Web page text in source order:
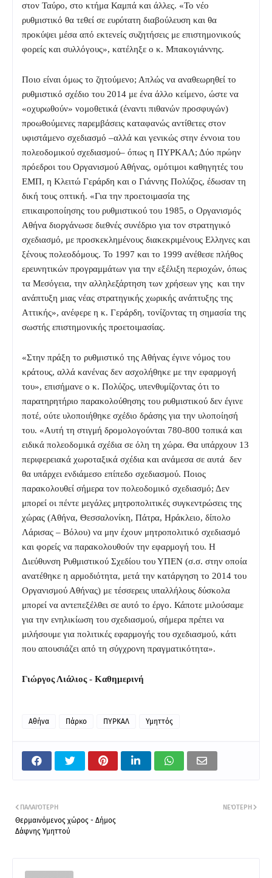
στον Ταύρο, στο κτήμα Καμπά και άλλες. «Το νέο
ρυθμιστικό θα τεθεί σε ευρύτατη διαβούλευση και θα
προκύψει μέσα από εκτενείς συζητήσεις με επιστημονικούς
φορείς και συλλόγους», κατέληξε ο κ. Μπακογιάννης.
Ποιο είναι όμως το ζητούμενο; Απλώς να αναθεωρηθεί το
ρυθμιστικό σχέδιο του 2014 με ένα άλλο κείμενο, ώστε να
«οχυρωθούν» νομοθετικά (έναντι πιθανών προσφυγών)
προωθούμενες παρεμβάσεις καταφανώς αντίθετες στον
υφιστάμενο σχεδιασμό –αλλά και γενικώς στην έννοια του
πολεοδομικού σχεδιασμού– όπως η ΠΥΡΚΑΛ; Δύο πρώην
πρόεδροι του Οργανισμού Αθήνας, ομότιμοι καθηγητές του
ΕΜΠ, η Κλειτώ Γεράρδη και ο Γιάννης Πολύζος, έδωσαν τη
δική τους οπτική. «Για την προετοιμασία της
επικαιροποίησης του ρυθμιστικού του 1985, ο Οργανισμός
Αθήνα διοργάνωσε διεθνές συνέδριο για τον στρατηγικό
σχεδιασμό, με προσκεκλημένους διακεκριμένους Ελληνες και
ξένους πολεοδόμους. Το 1997 και το 1999 ανέθεσε πλήθος
ερευνητικών προγραμμάτων για την εξέλιξη περιοχών, όπως
τα Μεσόγεια, την αλληλεξάρτηση των χρήσεων γης και την
ανάπτυξη μιας νέας στρατηγικής χωρικής ανάπτυξης της
Αττικής», ανέφερε η κ. Γεράρδη, τονίζοντας τη σημασία της
σωστής επιστημονικής προετοιμασίας.
«Στην πράξη το ρυθμιστικό της Αθήνας έγινε νόμος του
κράτους, αλλά κανένας δεν ασχολήθηκε με την εφαρμογή
του», επισήμανε ο κ. Πολύζος, υπενθυμίζοντας ότι το
παρατηρητήριο παρακολούθησης του ρυθμιστικού δεν έγινε
ποτέ, ούτε υλοποιήθηκε σχέδιο δράσης για την υλοποίησή
του. «Αυτή τη στιγμή δρομολογούνται 780-800 τοπικά και
ειδικά πολεοδομικά σχέδια σε όλη τη χώρα. Θα υπάρχουν 13
περιφερειακά χωροταξικά σχέδια και ανάμεσα σε αυτά δεν
θα υπάρχει ενδιάμεσο επίπεδο σχεδιασμού. Ποιος
παρακολουθεί σήμερα τον πολεοδομικό σχεδιασμό; Δεν
μπορεί οι πέντε μεγάλες μητροπολιτικές συγκεντρώσεις της
χώρας (Αθήνα, Θεσσαλονίκη, Πάτρα, Ηράκλειο, δίπολο
Λάρισας – Βόλου) να μην έχουν μητροπολιτικό σχεδιασμό
και φορείς να παρακολουθούν την εφαρμογή του. Η
Διεύθυνση Ρυθμιστικού Σχεδίου του ΥΠΕΝ (σ.σ. στην οποία
ανατέθηκε η αρμοδιότητα, μετά την κατάργηση το 2014 του
Οργανισμού Αθήνας) με τέσσερεις υπαλλήλους δύσκολα
μπορεί να αντεπεξέλθει σε αυτό το έργο. Κάποτε μιλούσαμε
για την ενηλικίωση του σχεδιασμού, σήμερα πρέπει να
μιλήσουμε για πολιτικές εφαρμογής του σχεδιασμού, κάτι
που απουσιάζει από τη σύγχρονη πραγματικότητα».
Γιώργος Λιάλιος - Καθημερινή
Αθήνα Πάρκο ΠΥΡΚΑΛ Υμηττός
ΝΕΌΤΕΡΗ
ΠΑΛΑΙΌΤΕΡΗ
Θερμαινόμενος χώρος - Δήμος
Δάφνης Υμηττού